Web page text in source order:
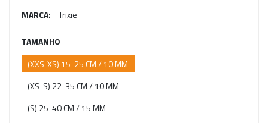
MARCA: Trixie
TAMANHO
(XXS-XS) 15-25 CM / 10 MM
(XS-S) 22-35 CM / 10 MM
(S) 25-40 CM / 15 MM